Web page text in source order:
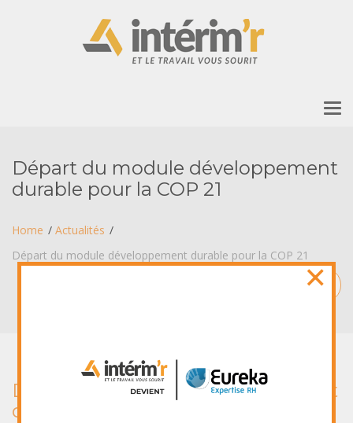
Départ du module développement
durable pour la COP 21
Home
Actualités
Départ du module développement durable pour la COP 21
Départ du module développement
durable pour la COP 21
×